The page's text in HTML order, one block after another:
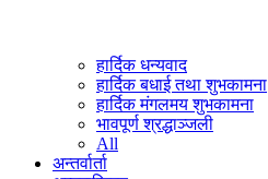
हार्दिक धन्यवाद
हार्दिक बधाई तथा शुभकामना
हार्दिक मंगलमय शुभकामना
भावपूर्ण श्रद्धाञ्जली
All
अन्तर्वार्ता